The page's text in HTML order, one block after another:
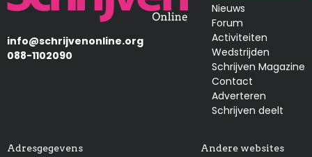
info@schrijvenonline.org
088-1102090
Nieuws
Forum
Activiteiten
Wedstrijden
Schrijven Magazine
Contact
Adverteren
Schrijven deelt
Adresgegevens Andere websites